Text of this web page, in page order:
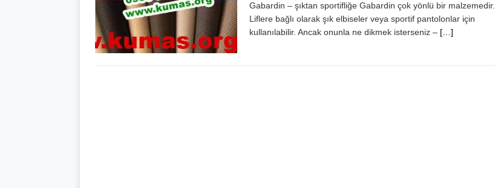
Gabardin – şıktan sportifliğe Gabardin çok yönlü bir malzemedir.
Liflere bağlı olarak şık elbiseler veya sportif pantolonlar için
kullanılabilir. Ancak onunla ne dikmek isterseniz – […]